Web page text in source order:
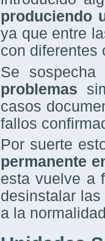
produciendo
ya que entre
con diferentes
Se
problemas
casos
fallos
Por suerte
permanente
esta vuelve a
desinstalar
a la